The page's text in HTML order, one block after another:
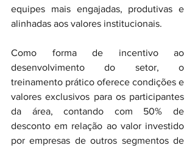
equipes mais engajadas, produtivas e
alinhadas aos valores institucionais.
Como forma de incentivo ao
desenvolvimento do setor, o
treinamento prático oferece condições e
valores exclusivos para os participantes
da área, contando com 50% de
desconto em relação ao valor investido
por empresas de outros segmentos de